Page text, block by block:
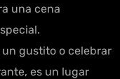
una cena
gustito o celebrar
es un lugar